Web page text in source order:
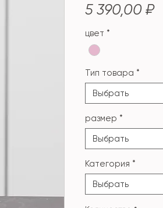
5 390,00 ₽
цвет *
Тип товара *
Выбрать
размер *
Выбрать
Категория *
Выбрать